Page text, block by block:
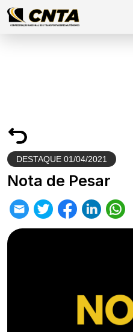
DESTAQUE 01/04/2021
Nota de Pesar